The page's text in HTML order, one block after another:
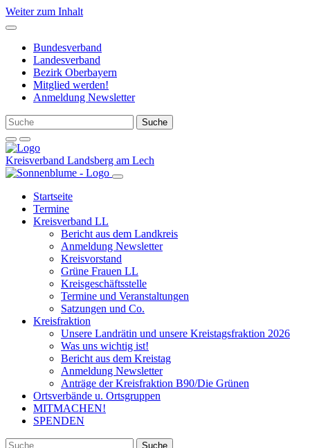
Weiter zum Inhalt
Bundesverband
Landesverband
Bezirk Oberbayern
Mitglied werden!
Anmeldung Newsletter
Kreisverband Landsberg am Lech
Startseite
Termine
Kreisverband LL
Bericht aus dem Landkreis
Anmeldung Newsletter
Kreisvorstand
Grüne Frauen LL
Kreisgeschäftsstelle
Termine und Veranstaltungen
Satzungen und Co.
Kreisfraktion
Unsere Landrätin und unsere Kreistagsfraktion 2026
Was uns wichtig ist!
Bericht aus dem Kreistag
Anmeldung Newsletter
Anträge der Kreisfraktion B90/Die Grünen
Ortsverbände u. Ortsgruppen
MITMACHEN!
SPENDEN